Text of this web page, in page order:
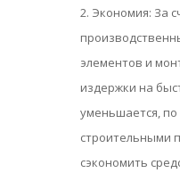
2. Экономия: За
элементов и
издержки на
уменьшается,
строительными
сэкономить